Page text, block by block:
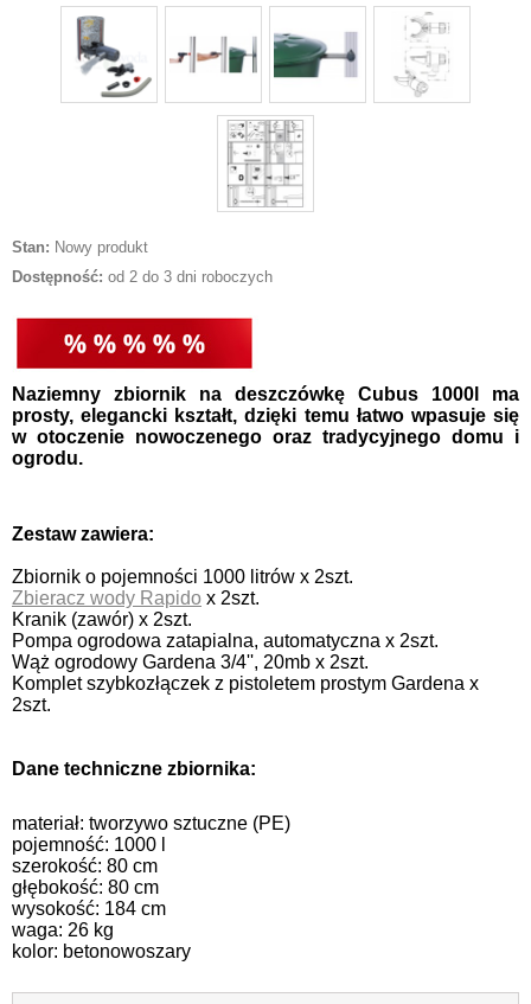
Stan: Nowy produkt
Dostępność: od 2 do 3 dni roboczych
Naziemny zbiornik na deszczówkę Cubus 1000l ma
prosty, elegancki kształt, dzięki temu łatwo wpasuje się
w otoczenie nowoczenego oraz tradycyjnego domu i
ogrodu.
Zestaw zawiera:
Zbiornik o pojemności 1000 litrów x 2szt.
Zbieracz wody Rapido x 2szt.
Kranik (zawór) x 2szt.
Pompa ogrodowa zatapialna, automatyczna x 2szt.
Wąż ogrodowy Gardena 3/4'', 20mb x 2szt.
Komplet szybkozłączek z pistoletem prostym Gardena x
2szt.
Dane techniczne zbiornika:
materiał: tworzywo sztuczne (PE)
pojemność: 1000 l
szerokość: 80 cm
głębokość: 80 cm
wysokość: 184 cm
waga: 26 kg
kolor: betonowoszary